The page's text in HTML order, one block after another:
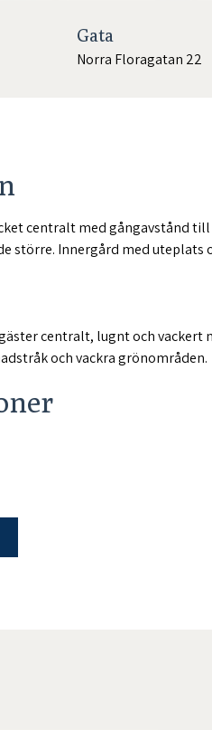
Gata
Norra Floragatan 22
centralt med gångavstånd
större. Innergård med uteplats
centralt, lugnt och
och vackra grönområden.